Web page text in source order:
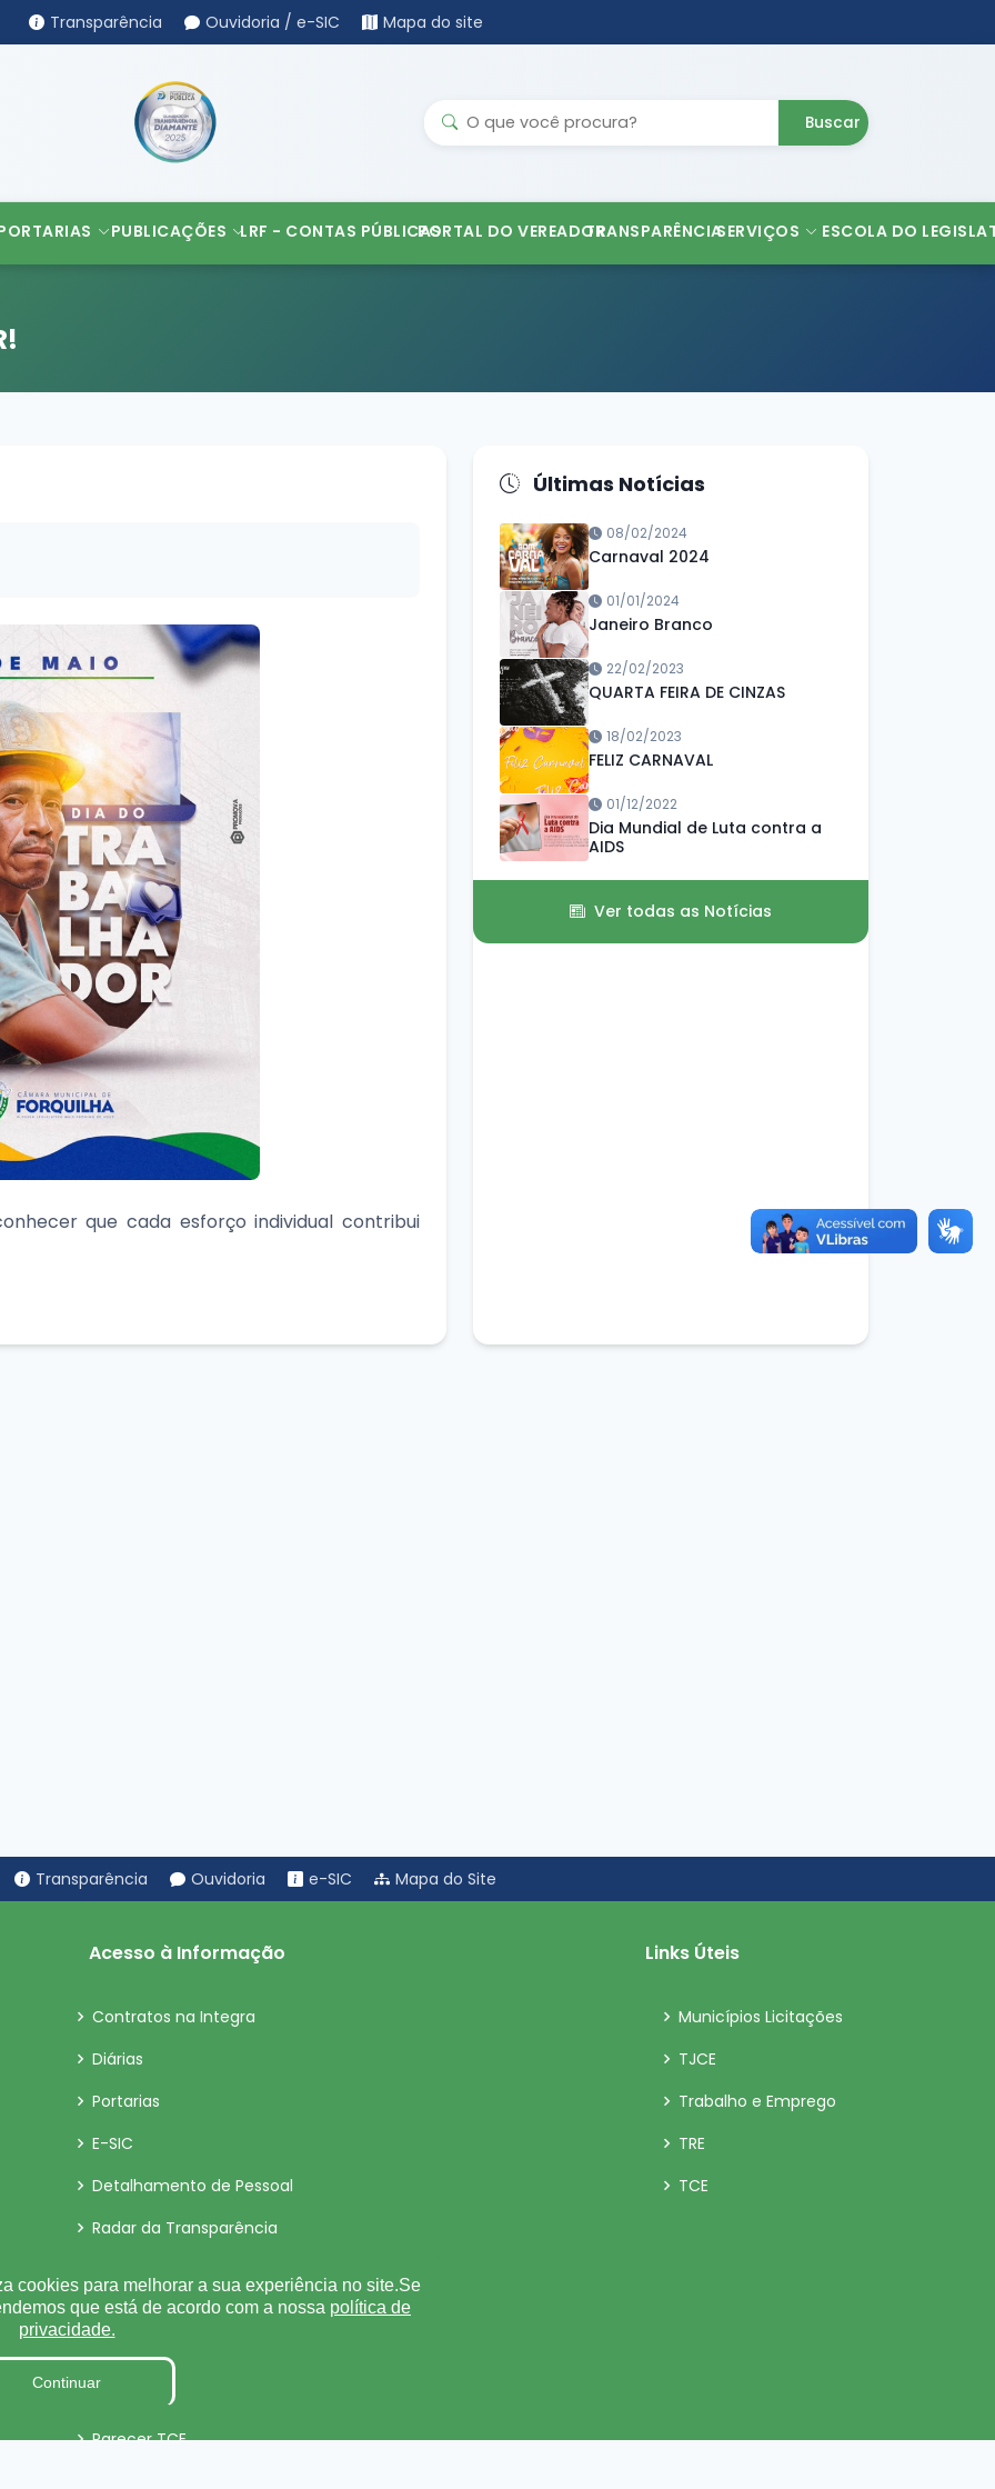
Transparência Ouvidoria / e-SIC Mapa do site
Buscar
PUBLICAÇÕES LRF - CONTAS PÚBLICASPORTAL DO VEREADORTRANSPARÊNCIASERVIÇOS ESCOLA DO
que cada esforço individual contribui
Últimas Notícias
08/02/2024
Carnaval 2024
01/01/2024
Janeiro Branco
22/02/2023
QUARTA FEIRA DE CINZAS
18/02/2023
FELIZ CARNAVAL
01/12/2022
Dia Mundial de Luta contra a
AIDS
Ver todas as Notícias
Transparência Ouvidoria e-SIC Mapa do Site
Acesso à Informação
Contratos na Integra
Diárias
Portarias
E-SIC
Detalhamento de Pessoal
Radar da Transparência
LGPD
Tabela de Diárias
Fiscal de Contrato
Parecer TCE
Links Úteis
Municípios Licitações
TJCE
Trabalho e Emprego
TRE
TCE
cookies para melhorar a sua experiência no site.Se
que está de acordo com a nossa política de
privacidade.
Continuar